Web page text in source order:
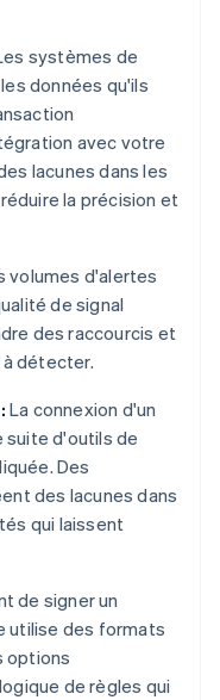
systèmes de
données qu'ils
avec votre
lacunes dans les
la précision et
volumes d'alertes
de signal
des raccourcis et
détecter.
La connexion d'un
suite d'outils de
Des
des lacunes dans
qui laissent
de signer un
utilise des formats
options
de règles qui